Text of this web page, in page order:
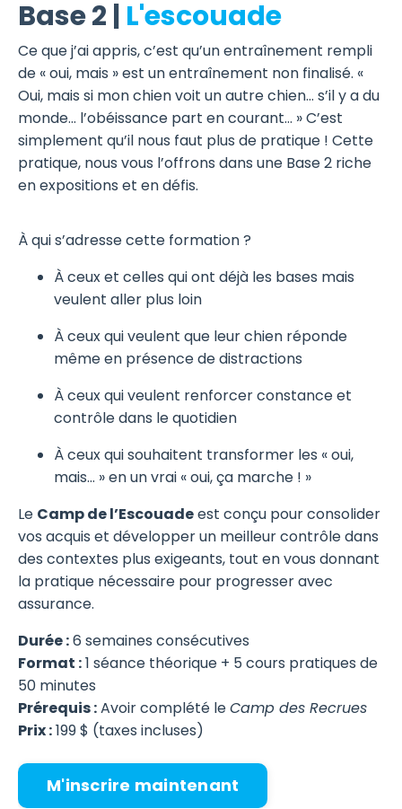
Base 2 | L'escouade
Ce que j’ai appris, c’est qu’un entraînement rempli
de « oui, mais » est un entraînement non finalisé. «
Oui, mais si mon chien voit un autre chien… s’il y a du
monde… l’obéissance part en courant… » C’est
simplement qu’il nous faut plus de pratique ! Cette
pratique, nous vous l’offrons dans une Base 2 riche
en expositions et en défis.
À qui s’adresse cette formation ?
À ceux et celles qui ont déjà les bases mais
veulent aller plus loin
À ceux qui veulent que leur chien réponde
même en présence de distractions
À ceux qui veulent renforcer constance et
contrôle dans le quotidien
À ceux qui souhaitent transformer les « oui,
mais… » en un vrai « oui, ça marche ! »
Le Camp de l’Escouadeest conçu pour consolider
vos acquis et développer un meilleur contrôle dans
des contextes plus exigeants, tout en vous donnant
la pratique nécessaire pour progresser avec
assurance.
Durée :6 semaines consécutives
Format :1 séance théorique + 5 cours pratiques de
50 minutes
Prérequis :Avoir complété leCamp des Recrues
Prix :199 $ (taxes incluses)
M'inscrire maintenant